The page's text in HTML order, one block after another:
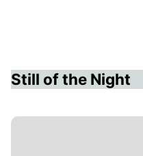
Still of the Night